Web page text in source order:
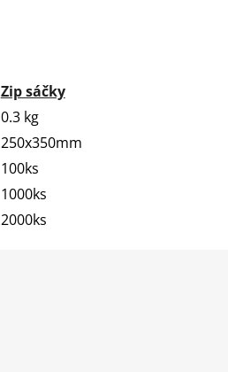
Zip sáčky
0.3 kg
250x350mm
100ks
1000ks
2000ks